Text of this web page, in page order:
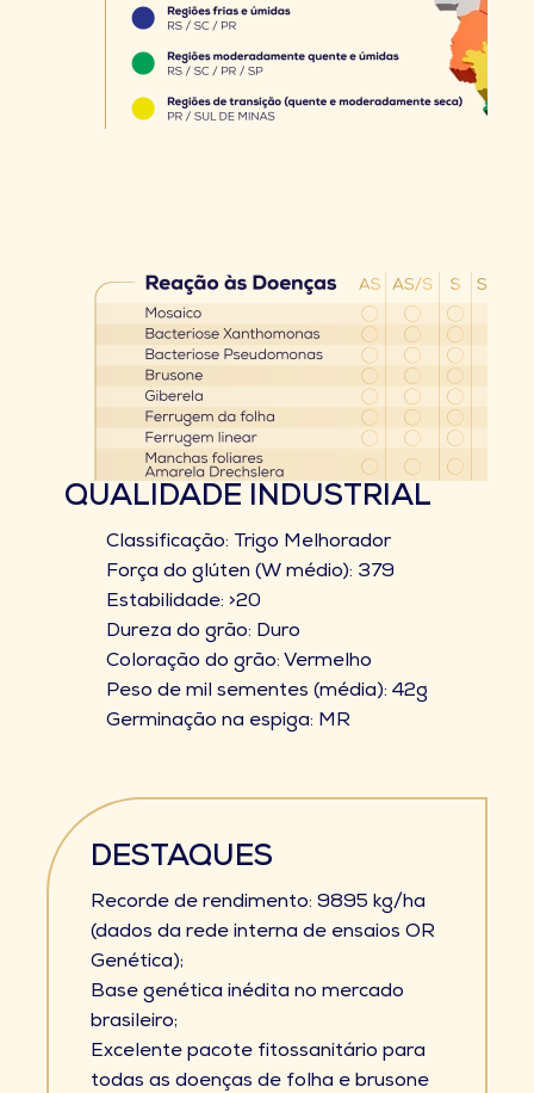
QUALIDADE INDUSTRIAL
Classificação: Trigo Melhorador
Força do glúten (W médio): 379
Estabilidade: >20
Dureza do grão: Duro
Coloração do grão: Vermelho
Peso de mil sementes (média): 42g
Germinação na espiga: MR
DESTAQUES
Recorde de rendimento: 9895 kg/ha
(dados da rede interna de ensaios OR
Genética);
Base genética inédita no mercado
brasileiro;
Excelente pacote fitossanitário para
todas as doenças de folha e brusone